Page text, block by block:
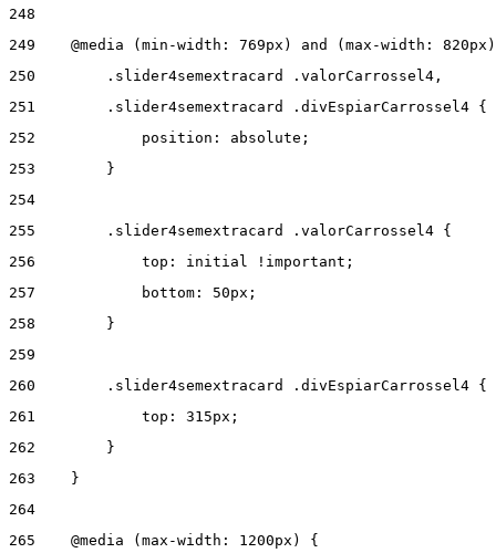
248
249
@media (min-width: 769px) and (max-width:
250
        .slider4semextracard .valorCarrossel4,
251
        .slider4semextracard .divEspiarCarrossel4 {
252
            position: absolute;
253
        }
254
255
        .slider4semextracard .valorCarrossel4 {
256
            top: initial !important;
257
            bottom: 50px;
258
        }
259
260
        .slider4semextracard .divEspiarCarrossel4 {
261
            top: 315px;
262
        }
263
    }
264
265
    @media (max-width: 1200px) {